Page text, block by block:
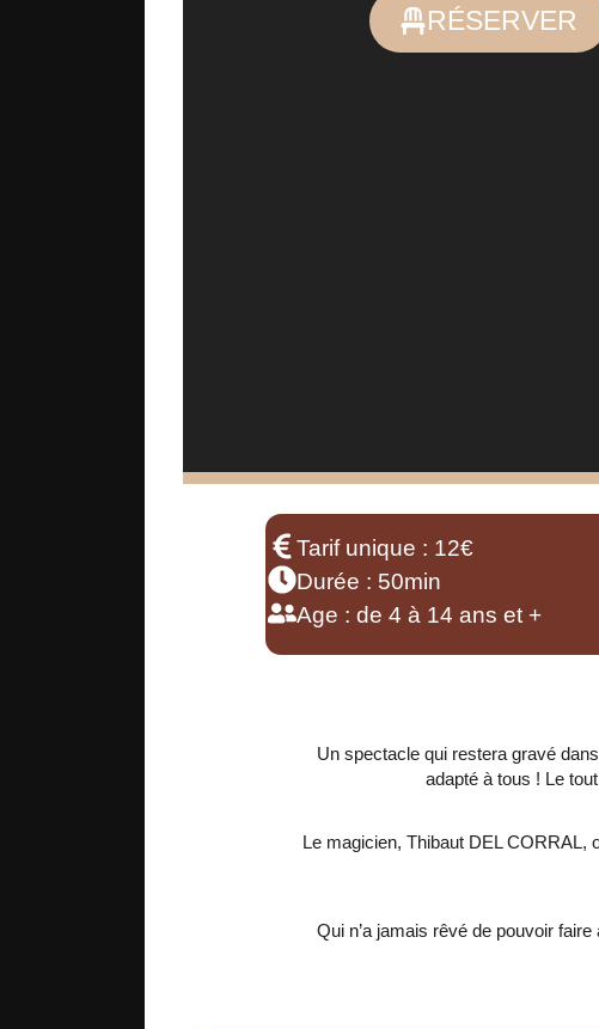
RÉSERVER
Tarif unique : 12€
Durée : 50min
Age : de 4 à 14 ans et +
Un spectacle qui restera gravé
adapté à tous ! Le
Le magicien, Thibaut DEL CORRAL,
Qui n’a jamais rêvé de pouvoir